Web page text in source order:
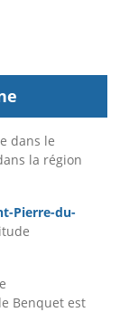
dans le
la région
Pierre-du-
Benquet est